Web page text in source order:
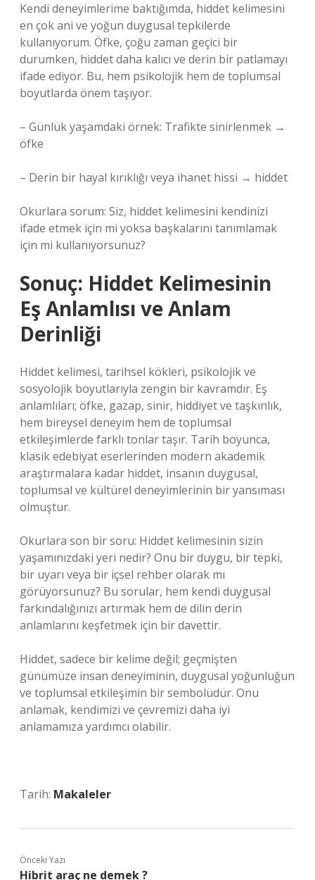
Kendi deneyimlerime baktığımda, hiddet kelimesini
en çok ani ve yoğun duygusal tepkilerde
kullanıyorum. Öfke, çoğu zaman geçici bir
durumken, hiddet daha kalıcı ve derin bir patlamayı
ifade ediyor. Bu, hem psikolojik hem de toplumsal
boyutlarda önem taşıyor.
– Günlük yaşamdaki örnek: Trafikte sinirlenmek →
öfke
– Derin bir hayal kırıklığı veya ihanet hissi → hiddet
Okurlara sorum: Siz, hiddet kelimesini kendinizi
ifade etmek için mi yoksa başkalarını tanımlamak
için mi kullanıyorsunuz?
Sonuç: Hiddet Kelimesinin
Eş Anlamlısı ve Anlam
Derinliği
Hiddet kelimesi, tarihsel kökleri, psikolojik ve
sosyolojik boyutlarıyla zengin bir kavramdır. Eş
anlamlıları; öfke, gazap, sinir, hiddiyet ve taşkınlık,
hem bireysel deneyim hem de toplumsal
etkileşimlerde farklı tonlar taşır. Tarih boyunca,
klasik edebiyat eserlerinden modern akademik
araştırmalara kadar hiddet, insanın duygusal,
toplumsal ve kültürel deneyimlerinin bir yansıması
olmuştur.
Okurlara son bir soru: Hiddet kelimesinin sizin
yaşamınızdaki yeri nedir? Onu bir duygu, bir tepki,
bir uyarı veya bir içsel rehber olarak mı
görüyorsunuz? Bu sorular, hem kendi duygusal
farkındalığınızı artırmak hem de dilin derin
anlamlarını keşfetmek için bir davettir.
Hiddet, sadece bir kelime değil; geçmişten
günümüze insan deneyiminin, duygusal yoğunluğun
ve toplumsal etkileşimin bir sembolüdür. Onu
anlamak, kendimizi ve çevremizi daha iyi
anlamamıza yardımcı olabilir.
Tarih: Makaleler
Önceki Yazı
Hibrit araç ne demek ?